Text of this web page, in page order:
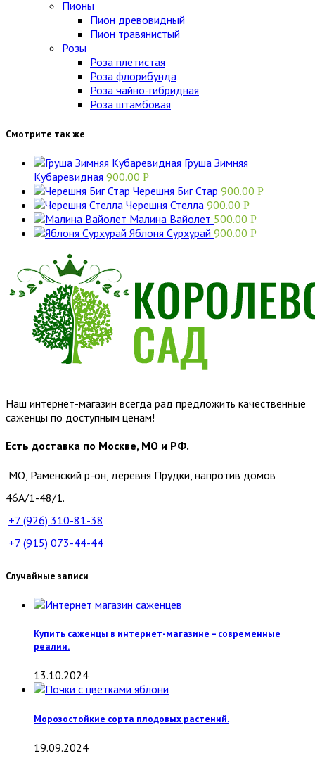
Пионы
Пион древовидный
Пион травянистый
Розы
Роза плетистая
Роза флорибунда
Роза чайно-гибридная
Роза штамбовая
Смотрите так же
Груша Зимняя
Кубаревидная 900.00 Р
Черешня Биг Стар 900.00 Р
Черешня Стелла 900.00 Р
Малина Вайолет 500.00 Р
Яблоня Сурхурай 900.00 Р
Наш интернет-магазин всегда рад предложить качественные
саженцы по доступным ценам!
Есть доставка по Москве, МО и РФ.
МО, Раменский р-он, деревня Прудки, напротив домов
46А/1-48/1.
+7 (926) 310-81-38
+7 (915) 073-44-44
Случайные записи
Купить саженцы в интернет-магазине – современные
реалии.
13.10.2024
Морозостойкие сорта плодовых растений.
19.09.2024